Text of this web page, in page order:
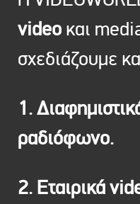
video και
σχεδιάζουμε
1.
ραδιόφωνο.
2. Εταιρικά